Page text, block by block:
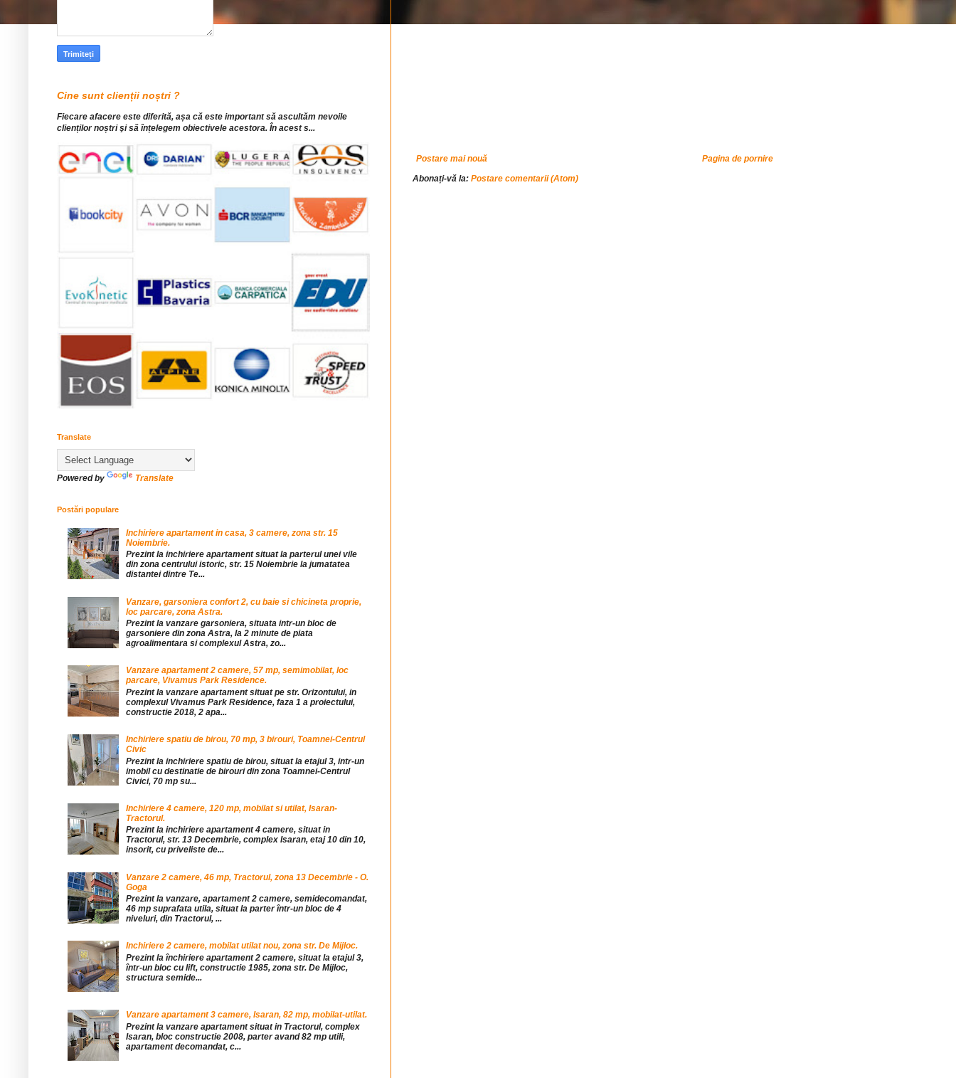
Postare mai nouă
Pagina de pornire
Abonați-vă la: Postare comentarii (Atom)
Cine sunt clienții noștri ?
Fiecare afacere este diferită, așa că este important să ascultăm nevoile
clienților noștri şi să înțelegem obiectivele acestora. În acest s...
Translate
Powered by Translate
Postări populare
Inchiriere apartament in casa, 3 camere, zona str. 15
Noiembrie.
Prezint la inchiriere apartament situat la parterul unei vile
din zona centrului istoric, str. 15 Noiembrie la jumatatea
distantei dintre Te...
Vanzare, garsoniera confort 2, cu baie si chicineta proprie,
loc parcare, zona Astra.
Prezint la vanzare garsoniera, situata intr-un bloc de
garsoniere din zona Astra, la 2 minute de piata
agroalimentara si complexul Astra, zo...
Vanzare apartament 2 camere, 57 mp, semimobilat, loc
parcare, Vivamus Park Residence.
Prezint la vanzare apartament situat pe str. Orizontului, in
complexul Vivamus Park Residence, faza 1 a proiectului,
constructie 2018, 2 apa...
Inchiriere spatiu de birou, 70 mp, 3 birouri, Toamnei-Centrul
Civic
Prezint la inchiriere spatiu de birou, situat la etajul 3, intr-un
imobil cu destinatie de birouri din zona Toamnei-Centrul
Civici, 70 mp su...
Inchiriere 4 camere, 120 mp, mobilat si utilat, Isaran-
Tractorul.
Prezint la inchiriere apartament 4 camere, situat in
Tractorul, str. 13 Decembrie, complex Isaran, etaj 10 din 10,
insorit, cu priveliste de...
Vanzare 2 camere, 46 mp, Tractorul, zona 13 Decembrie - O.
Goga
Prezint la vanzare, apartament 2 camere, semidecomandat,
46 mp suprafata utila, situat la parter într-un bloc de 4
niveluri, din Tractorul, ...
Inchiriere 2 camere, mobilat utilat nou, zona str. De Mijloc.
Prezint la închiriere apartament 2 camere, situat la etajul 3,
într-un bloc cu lift, constructie 1985, zona str. De Mijloc,
structura semide...
Vanzare apartament 3 camere, Isaran, 82 mp, mobilat-utilat.
Prezint la vanzare apartament situat in Tractorul, complex
Isaran, bloc constructie 2008, parter avand 82 mp utili,
apartament decomandat, c...